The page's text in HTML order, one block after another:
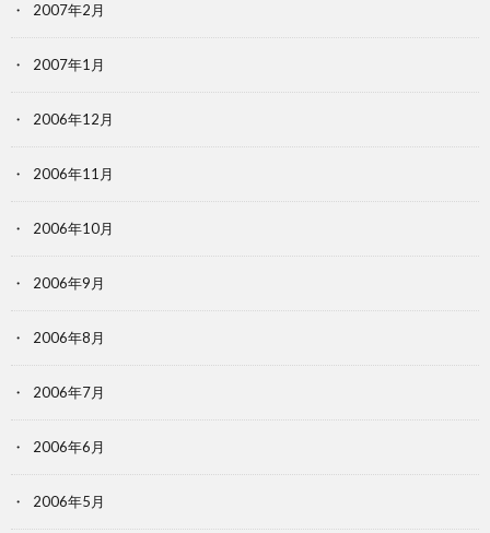
2007年2月
2007年1月
2006年12月
2006年11月
2006年10月
2006年9月
2006年8月
2006年7月
2006年6月
2006年5月